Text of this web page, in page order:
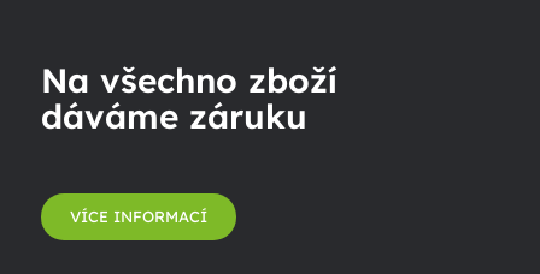
Na všechno zboží
dáváme záruku
VÍCE INFORMACÍ